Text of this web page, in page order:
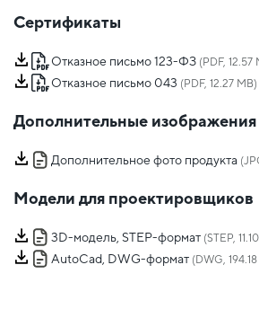
Сертификаты
Отказное письмо 123-ФЗ (PDF, 12.57
Отказное письмо 043 (PDF, 12.27 MB)
Дополнительные изображения
Дополнительное фото продукта
Модели для проектировщиков
3D-модель, STEP-формат (STEP,
AutoCad, DWG-формат (DWG,